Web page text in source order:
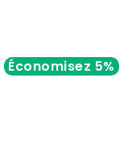
Économisez 5%